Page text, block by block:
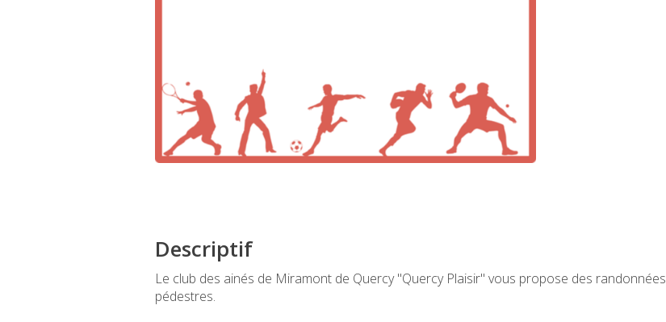
Descriptif
Le club des ainés de Miramont de Quercy "Quercy Plaisir" vous propose des randonnées
pédestres.